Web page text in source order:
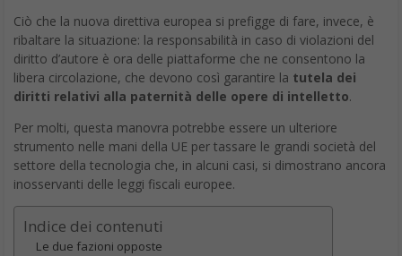
Ciò che la nuova direttiva europea si prefigge di fare, invece, è
ribaltare la situazione: la responsabilità in caso di violazioni del
diritto d’autore è ora delle piattaforme che ne consentono la
libera circolazione, che devono così garantire la tutela dei
diritti relativi alla paternità delle opere di intelletto.
Per molti, questa manovra potrebbe essere un ulteriore
strumento nelle mani della UE per tassare le grandi società del
settore della tecnologia che, in alcuni casi, si dimostrano ancora
inosservanti delle leggi fiscali europee.
Indice dei contenuti
Le due fazioni opposte